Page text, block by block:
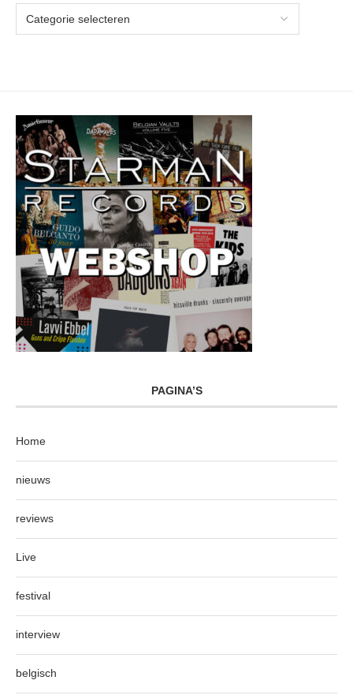
PAGINA’S
Home
nieuws
reviews
Live
festival
interview
belgisch